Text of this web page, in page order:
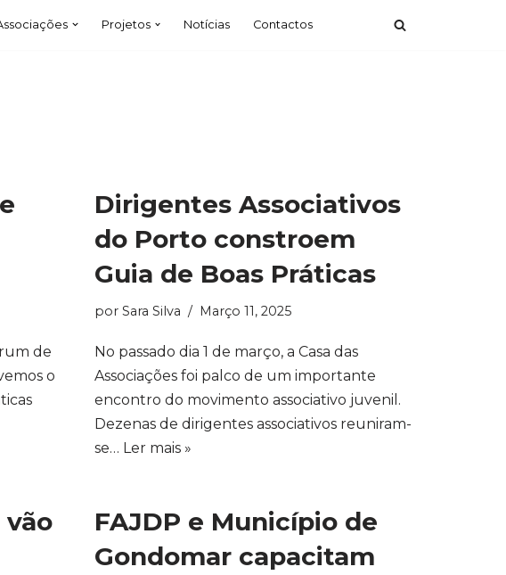
Projetos Notícias Contactos
de
o
Dirigentes Associativos
do Porto constroem
Guia de Boas Práticas
por Sara Silva Março 11, 2025
No passado dia 1 de março, a Casa das
Associações foi palco de um importante
encontro do movimento associativo juvenil.
Dezenas de dirigentes associativos reuniram-
se… Ler mais »
vão
FAJDP e Município de
Gondomar capacitam